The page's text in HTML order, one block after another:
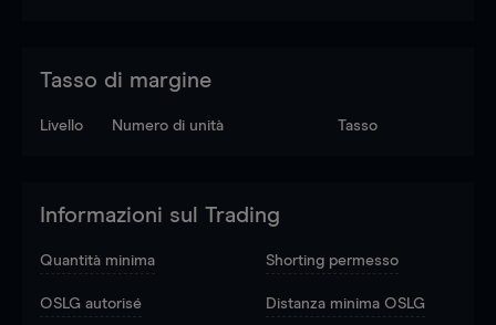
Tasso di margine
Livello Numero di unità Tasso
Informazioni sul Trading
Quantità minima Shorting permesso
OSLG autorisé Distanza minima OSLG